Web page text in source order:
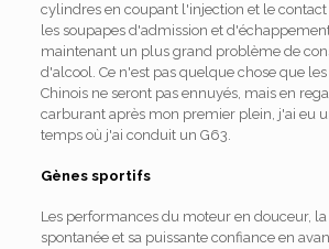
cylindres en coupant l'injection et le
les soupapes d'admission et
maintenant un plus grand problème de
d'alcool. Ce n'est pas quelque chose que
Chinois ne seront pas ennuyés, mais en
carburant après mon premier plein, j'ai eu
temps où j'ai conduit un G63.
Gènes sportifs
Les performances du moteur en douceur,
spontanée et sa puissante confiance en